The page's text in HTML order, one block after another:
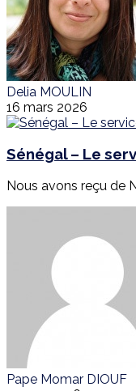
Delia MOULIN
16 mars 2026
Sénégal – Le
Nous avons reçu de
Pape Momar DIOUF